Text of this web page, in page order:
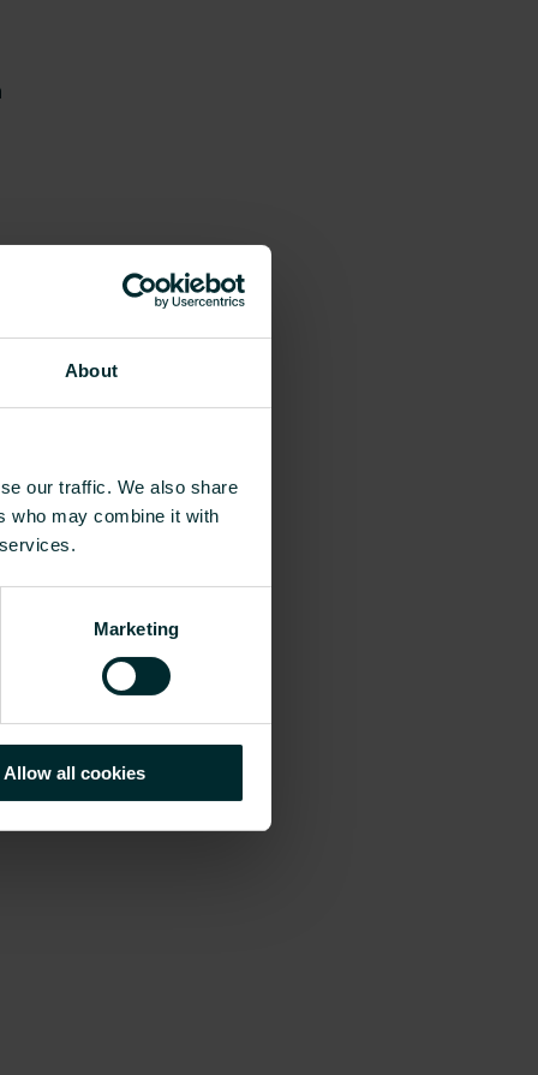
About
our traffic. We also share
who may combine it with
Marketing
Allow all cookies